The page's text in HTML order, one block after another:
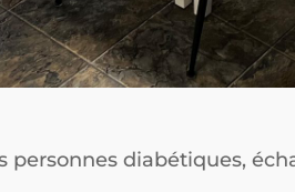
personnes diabétiques,